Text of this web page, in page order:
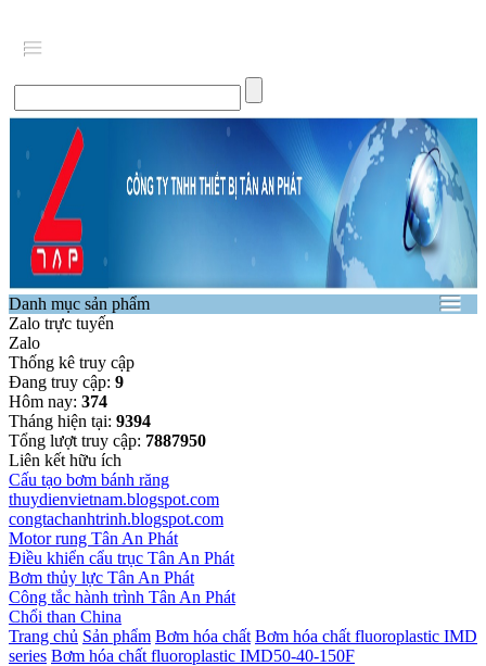
Danh mục sản phẩm
Zalo trực tuyến
Zalo
Thống kê truy cập
Đang truy cập: 9
Hôm nay: 374
Tháng hiện tại: 9394
Tổng lượt truy cập: 7887950
Liên kết hữu ích
Cấu tạo bơm bánh răng
thuydienvietnam.blogspot.com
congtachanhtrinh.blogspot.com
Motor rung Tân An Phát
Điều khiển cẩu trục Tân An Phát
Bơm thủy lực Tân An Phát
Công tắc hành trình Tân An Phát
Chổi than China
Trang chủ Sản phẩm Bơm hóa chất Bơm hóa chất fluoroplastic IMD
series Bơm hóa chất fluoroplastic IMD50-40-150F